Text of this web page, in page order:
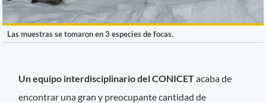
Las muestras se tomaron en 3 especies de focas.
Un equipo interdisciplinario del CONICETacaba de
encontrar una gran y preocupante cantidad de